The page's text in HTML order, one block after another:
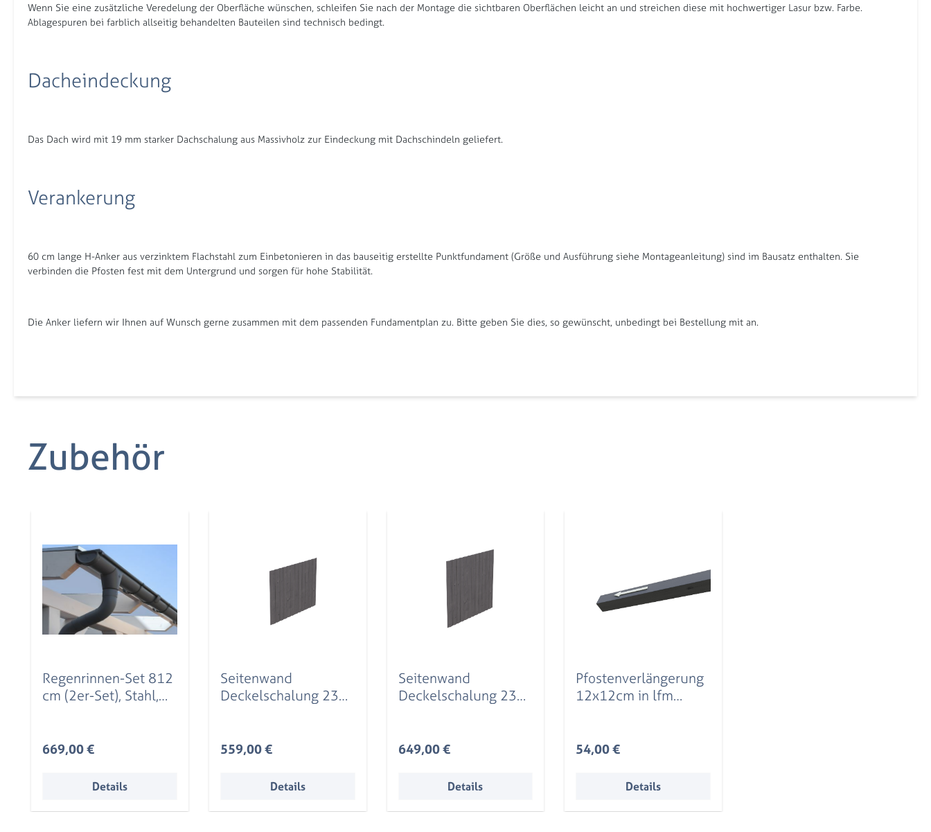
Wenn Sie eine zusätzliche Veredelung der Oberfläche wünschen, schleifen Sie nach der Montage die sichtbaren Oberflächen leicht an und streichen diese mit hochwertiger Lasur bzw. Farbe.
Ablagespuren bei farblich allseitig behandelten Bauteilen sind technisch bedingt.
Dacheindeckung
Das Dach wird mit 19 mm starker Dachschalung aus Massivholz zur Eindeckung mit Dachschindeln geliefert.
Verankerung
60 cm lange H-Anker aus verzinktem Flachstahl zum Einbetonieren in das bauseitig erstellte Punktfundament (Größe und Ausführung siehe Montageanleitung) sind im Bausatz enthalten. Sie
verbinden die Pfosten fest mit dem Untergrund und sorgen für hohe Stabilität.
Die Anker liefern wir Ihnen auf Wunsch gerne zusammen mit dem passenden Fundamentplan zu. Bitte geben Sie dies, so gewünscht, unbedingt bei Bestellung mit an.
Zubehör
Regenrinnen-Set 812
cm (2er-Set), Stahl,
Regulärer Preis:
669,00 €
Details
Seitenwand
Deckelschalung 230
Regulärer Preis:
559,00 €
Details
Seitenwand
Deckelschalung 230
Regulärer Preis:
649,00 €
Details
Pfostenverlängerung
12x12cm in lfm
Regulärer Preis:
54,00 €
Details